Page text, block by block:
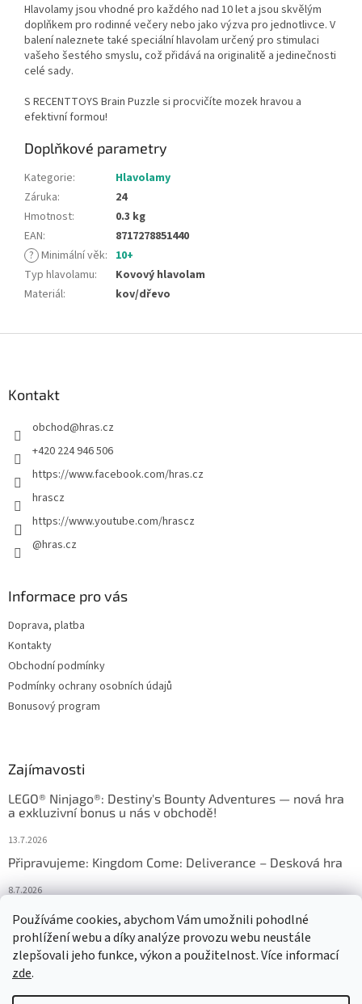
Používáme cookies, abychom Vám umožnili pohodlné
prohlížení webu a díky analýze provozu webu neustále
zlepšovali jeho funkce, výkon a použitelnost. Více informací
zde.
Hlavolamy jsou vhodné pro každého nad 10 let a jsou skvělým
doplňkem pro rodinné večery nebo jako výzva pro jednotlivce. V
balení naleznete také speciální hlavolam určený pro stimulaci
vašeho šestého smyslu, což přidává na originalitě a jedinečnosti
celé sady.
S RECENTTOYS Brain Puzzle si procvičíte mozek hravou a
efektivní formou!
Doplňkové parametry
Kategorie:
Hlavolamy
Záruka:
24
Hmotnost:
0.3 kg
EAN:
8717278851440
? Minimální věk: 10+
Typ hlavolamu:
Kovový hlavolam
Materiál: kov/dřevo
Kontakt
obchod@hras.cz
+420 224 946 506
https://www.facebook.com/hras.cz
hrascz
https://www.youtube.com/hrascz
@hras.cz
Informace pro vás
Doprava, platba
Kontakty
Obchodní podmínky
Podmínky ochrany osobních údajů
Bonusový program
Zajímavosti
LEGO® Ninjago®: Destiny's Bounty Adventures — nová hra
a exkluzivní bonus u nás v obchodě!
13.7.2026
Připravujeme: Kingdom Come: Deliverance – Desková hra
8.7.2026
Nejlepší deskové hry: výběr, který frčí v celém Česku
18.6.2026